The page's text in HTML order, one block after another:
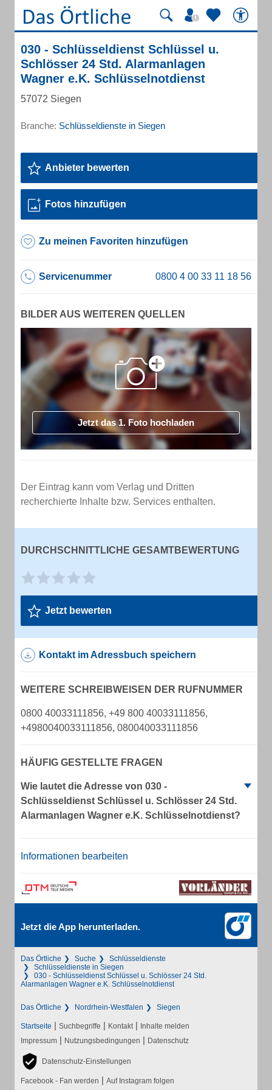
030 - Schlüsseldienst Schlüssel u.
Schlösser 24 Std. Alarmanlagen
Wagner e.K. Schlüsselnotdienst
57072 Siegen
Branche: Schlüsseldienste in Siegen
Anbieter bewerten
Fotos hinzufügen
Zu meinen Favoriten hinzufügen
Servicenummer
BILDER AUS WEITEREN QUELLEN
Jetzt das 1. Foto hochladen
Der Eintrag kann vom Verlag und Dritten
recherchierte Inhalte bzw. Services enthalten.
DURCHSCHNITTLICHE GESAMTBEWERTUNG
Jetzt bewerten
Kontakt im Adressbuch speichern
WEITERE SCHREIBWEISEN DER RUFNUMMER
0800 40033111856, +49 800 40033111856,
+4980040033111856, 080040033111856
HÄUFIG GESTELLTE FRAGEN
Wie lautet die Adresse von 030 -
Schlüsseldienst Schlüssel u. Schlösser 24 Std.
Alarmanlagen Wagner e.K. Schlüsselnotdienst?
Informationen bearbeiten
Jetzt die App herunterladen.
Das Örtliche Suche
Schlüsseldienste
Schlüsseldienste in Siegen
030 - Schlüsseldienst Schlüssel u. Schlösser 24 Std.
Alarmanlagen Wagner e.K. Schlüsselnotdienst
Das Örtliche Nordrhein-Westfalen Siegen
Startseite | Suchbegriffe | Kontakt | Inhalte melden
Impressum | Nutzungsbedingungen | Datenschutz
Datenschutz-Einstellungen
Facebook - Fan werden | Auf Instagram folgen